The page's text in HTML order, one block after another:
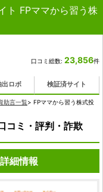
ト FPママから習う株
口コミ総数: 23,856件
出ロボ 検証済サイト
助言一覧> FPママから習う株式投
コミ・評判・詐欺
細情報